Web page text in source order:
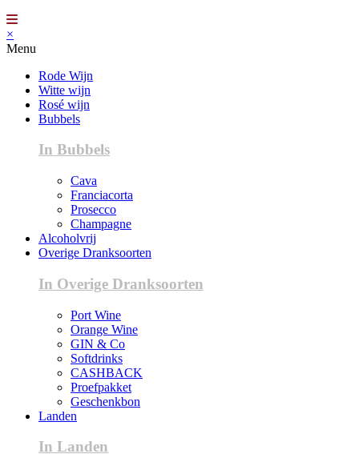
×
Menu
Rode Wijn
Witte wijn
Rosé wijn
Bubbels
In Bubbels
Cava
Franciacorta
Prosecco
Champagne
Alcoholvrij
Overige Dranksoorten
In Overige Dranksoorten
Port Wine
Orange Wine
GIN & Co
Softdrinks
CASHBACK
Proefpakket
Geschenkbon
Landen
In Landen